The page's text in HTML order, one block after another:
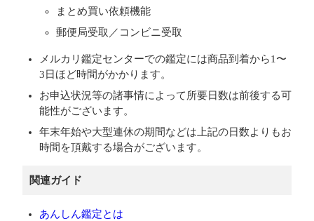
まとめ買い依頼機能
郵便局受取／コンビニ受取
メルカリ鑑定センターでの鑑定には商品到着から1〜
3日ほど時間がかかります。
お申込状況等の諸事情によって所要日数は前後する可
能性がございます。
年末年始や大型連休の期間などは上記の日数よりもお
時間を頂戴する場合がございます。
関連ガイド
あんしん鑑定とは